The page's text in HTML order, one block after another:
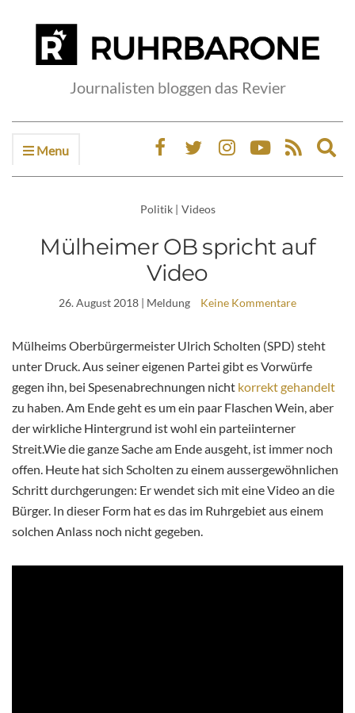
Journalisten bloggen das Revier
Menu
Politik | Videos
Mülheimer OB spricht auf
Video
26. August 2018 | Meldung Keine Kommentare
Mülheims Oberbürgermeister Ulrich Scholten (SPD) steht
unter Druck. Aus seiner eigenen Partei gibt es Vorwürfe
gegen ihn, bei Spesenabrechnungen nicht korrekt gehandelt
zu haben. Am Ende geht es um ein paar Flaschen Wein, aber
der wirkliche Hintergrund ist wohl ein parteiinterner
Streit.Wie die ganze Sache am Ende ausgeht, ist immer noch
offen. Heute hat sich Scholten zu einem aussergewöhnlichen
Schritt durchgerungen: Er wendet sich mit eine Video an die
Bürger. In dieser Form hat es das im Ruhrgebiet aus einem
solchen Anlass noch nicht gegeben.